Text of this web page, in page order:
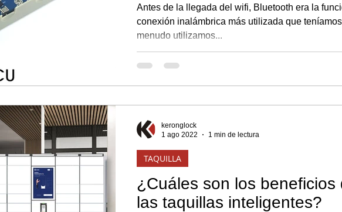
Antes de la llegada del wifi, Bluetooth era la
conexión inalámbrica más utilizada que
menudo utilizamos...
¿Cuáles son los beneficios
las taquillas inteligentes?
TAQUILLA
keronglock
1 ago 2022
1 min de lectura